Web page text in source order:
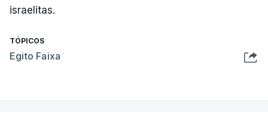
israelitas.
TÓPICOS
Egito Faixa